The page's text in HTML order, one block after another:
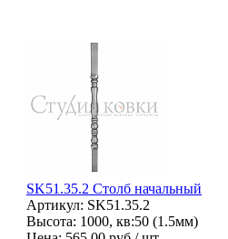
SK51.35.2 Столб начальный
Артикул: SK51.35.2
Высота: 1000, кв:50 (1.5мм)